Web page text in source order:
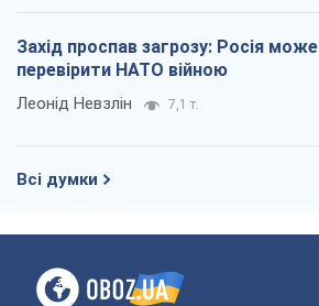
Захід проспав загрозу: Росія може
перевірити НАТО війною
Леонід Невзлін 7,1 т.
Всі думки